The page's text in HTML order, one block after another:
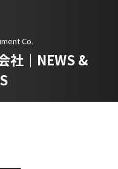
Co.
社｜NEWS &